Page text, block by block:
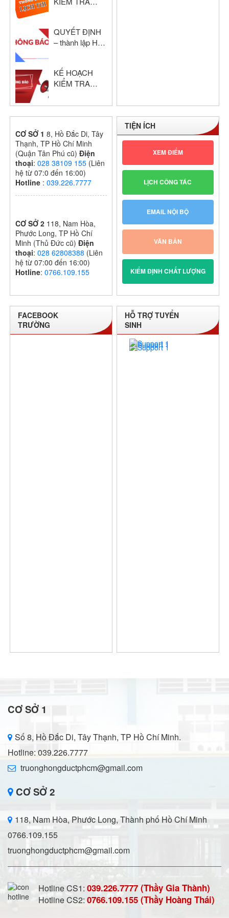
2024 – 2025
NĂM HỌC:
2024 – 2025
QUYẾT ĐỊNH
– thành lập Hội
giỏi cấp trường
KẾ HOẠCH
KIỂM TRA
I – KHỐI THPT
NĂM HỌC:
CƠ SỞ 18, Hồ Đắc Di, Tây
Thạnh, TP Hồ Chí Minh
(Quận Tân Phú cũ) Điện
thoại:028 38109 155 (Liên
hệ từ 07:0 đến 16:00)
Hotline :039.226.7777
CƠ SỞ 2 118, Nam Hòa,
Phước Long, TP Hồ Chí
Minh (Thủ Đức cũ) Điện
thoại:028 62808388 (Liên
hệ từ 07:00 đến 16:00)
Hotline:0766.109.155
TIỆN ÍCH
XEM ĐIỂM
LỊCH CÔNG TÁC
EMAIL NỘI BỘ
VĂN BẢN
KIỂM ĐỊNH CHẤT LƯỢNG
FACEBOOK
TRƯỜNG
HỖ TRỢ TUYỂN
SINH
CƠ SỞ 1
Số 8, Hồ Đắc Di, Tây Thạnh, TP Hồ Chí Minh.
Hotline: 039.226.7777
truonghongductphcm@gmail.com
CƠ SỞ 2
118, Nam Hòa, Phước Long, Thành phố Hồ Chí Minh
0766.109.155
truonghongductphcm@gmail.com
Hotline CS1: 039.226.7777 (Thầy Gia Thành)
Hotline CS2: 0766.109.155 (Thầy Hoàng Thái)